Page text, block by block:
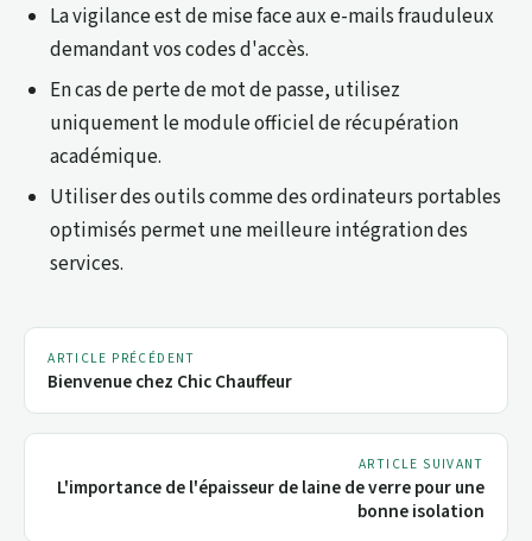
La vigilance est de mise face aux e-mails frauduleux
demandant vos codes d'accès.
En cas de perte de mot de passe, utilisez
uniquement le module officiel de récupération
académique.
Utiliser des outils comme des ordinateurs portables
optimisés permet une meilleure intégration des
services.
ARTICLE PRÉCÉDENT
Bienvenue chez Chic Chauffeur
ARTICLE SUIVANT
L'importance de l'épaisseur de laine de verre pour une
bonne isolation